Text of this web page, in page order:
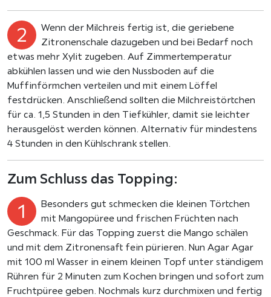
Wenn der Milchreis fertig ist, die geriebene
Zitronenschale dazugeben und bei Bedarf noch
etwas mehr Xylit zugeben. Auf Zimmertemperatur
abkühlen lassen und wie den Nussboden auf die
Muffinförmchen verteilen und mit einem Löffel
festdrücken. Anschließend sollten die Milchreistörtchen
für ca. 1,5 Stunden in den Tiefkühler, damit sie leichter
herausgelöst werden können. Alternativ für mindestens
4 Stunden in den Kühlschrank stellen.
Zum Schluss das Topping:
Besonders gut schmecken die kleinen Törtchen
mit Mangopüree und frischen Früchten nach
Geschmack. Für das Topping zuerst die Mango schälen
und mit dem Zitronensaft fein pürieren. Nun Agar Agar
mit 100 ml Wasser in einem kleinen Topf unter ständigem
Rühren für 2 Minuten zum Kochen bringen und sofort zum
Fruchtpüree geben. Nochmals kurz durchmixen und fertig